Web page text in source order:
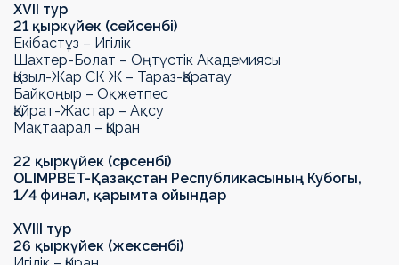
ХVII тур
21 қыркүйек (сейсенбі)
Екібастұз – Игілік
Шахтер-Болат – Оңтүстік Академиясы
Қызыл-Жар СК Ж – Тараз-Қаратау
Байқоңыр – Оқжетпес
Қайрат-Жастар – Ақсу
Мақтаарал – Қыран
22 қыркүйек (сәрсенбі)
OLIMPBET-Қазақстан Республикасының Кубогы,
1/4 финал, қарымта ойындар
ХVIII тур
26 қыркүйек (жексенбі)